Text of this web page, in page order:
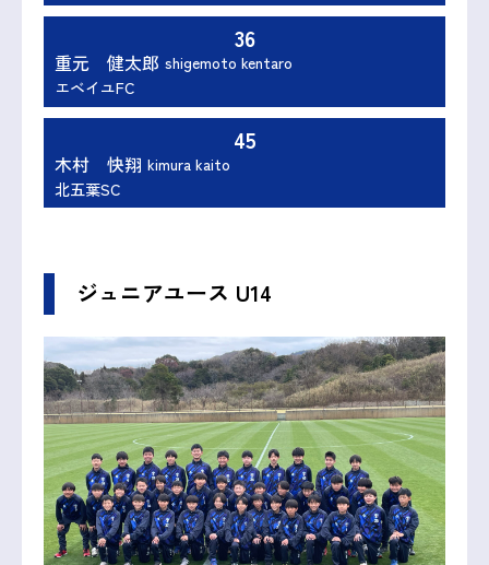
36
重元 健太郎 shigemoto kentaro
エベイユFC
45
木村 快翔 kimura kaito
北五葉SC
ジュニアユース U14